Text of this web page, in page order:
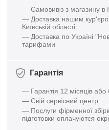
— Самовивіз з магазину в
— Доставка нашим
Київській області
— Доставка по Україні
тарифами
Гарантія
— Гарантія 12 місяців
— Свій сервісний центр
— Послуги фірменної
підготовки оплачуются